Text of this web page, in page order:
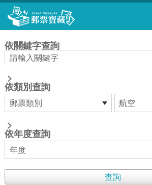
跳到主要內容區塊
依關鍵字查詢
>
依類別查詢
>
依年度查詢